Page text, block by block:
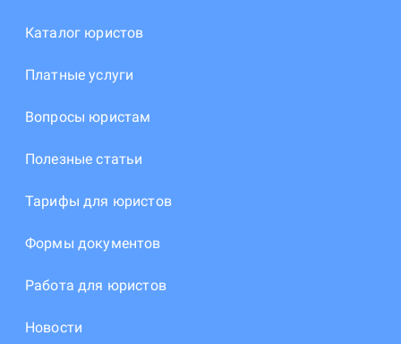
Каталог юристов
Платные услуги
Вопросы юристам
Полезные статьи
Тарифы для юристов
Формы документов
Работа для юристов
Новости